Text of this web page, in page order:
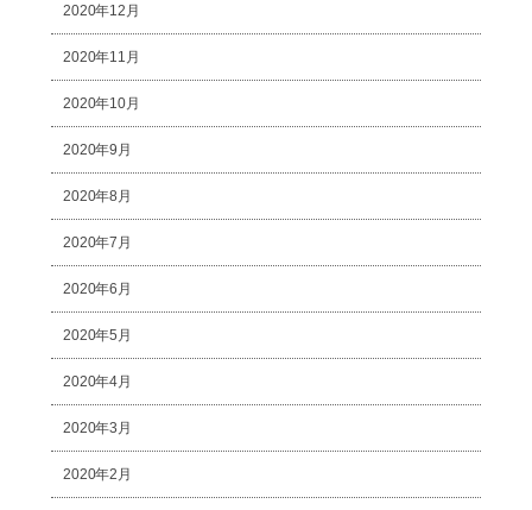
2020年12月
2020年11月
2020年10月
2020年9月
2020年8月
2020年7月
2020年6月
2020年5月
2020年4月
2020年3月
2020年2月